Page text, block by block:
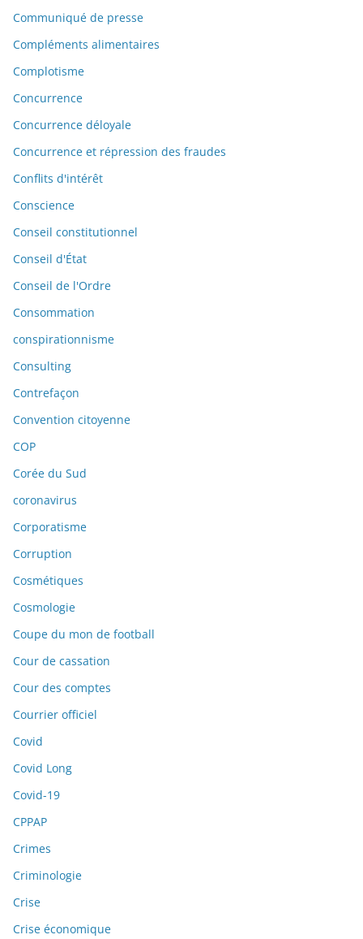
Communiqué de presse
Compléments alimentaires
Complotisme
Concurrence
Concurrence déloyale
Concurrence et répression des fraudes
Conflits d'intérêt
Conscience
Conseil constitutionnel
Conseil d'État
Conseil de l'Ordre
Consommation
conspirationnisme
Consulting
Contrefaçon
Convention citoyenne
COP
Corée du Sud
coronavirus
Corporatisme
Corruption
Cosmétiques
Cosmologie
Coupe du mon de football
Cour de cassation
Cour des comptes
Courrier officiel
Covid
Covid Long
Covid-19
CPPAP
Crimes
Criminologie
Crise
Crise économique